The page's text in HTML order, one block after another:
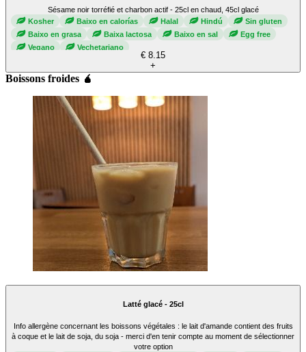
Sésame noir torréfié et charbon actif - 25cl en chaud, 45cl glacé
Kosher
Baixo en calorías Halal Hindú
Sin gluten
Baixo en grasa
Baixa lactosa Baixo en sal
Egg free
Vegano
Vechetariano
€ 8.15
+
Boissons froides 🧉
Latté glacé - 25cl
Info allergène concernant les boissons végétales : le lait d'amande contient des fruits
à coque et le lait de soja, du soja - merci d'en tenir compte au moment de sélectionner
votre option